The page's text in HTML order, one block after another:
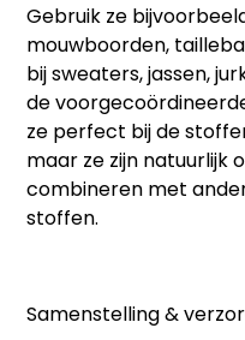
Gebruik ze
mouwboorden,
bij sweaters, jassen,
de
ze perfect bij de
maar ze zijn natuurlijk
combineren met
stoffen.
Samenstelling &